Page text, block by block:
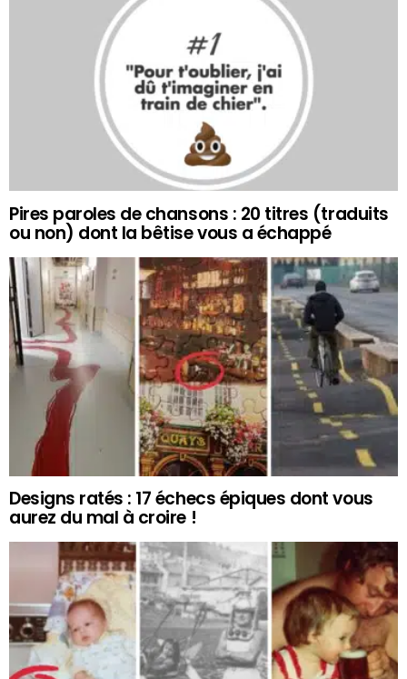
Pires paroles de chansons : 20 titres (traduits
ou non) dont la bêtise vous a échappé
Designs ratés : 17 échecs épiques dont vous
aurez du mal à croire !